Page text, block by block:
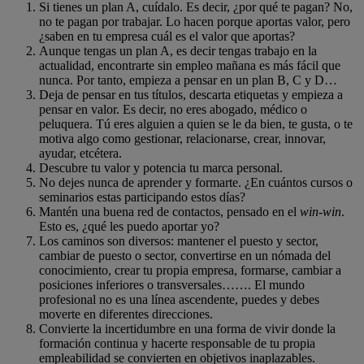
Si tienes un plan A, cuídalo. Es decir, ¿por qué te pagan? No,
no te pagan por trabajar. Lo hacen porque aportas valor, pero
¿saben en tu empresa cuál es el valor que aportas?
Aunque tengas un plan A, es decir tengas trabajo en la
actualidad, encontrarte sin empleo mañana es más fácil que
nunca. Por tanto, empieza a pensar en un plan B, C y D…
Deja de pensar en tus títulos, descarta etiquetas y empieza a
pensar en valor. Es decir, no eres abogado, médico o
peluquera. Tú eres alguien a quien se le da bien, te gusta, o te
motiva algo como gestionar, relacionarse, crear, innovar,
ayudar, etcétera.
Descubre tu valor y potencia tu marca personal.
No dejes nunca de aprender y formarte. ¿En cuántos cursos o
seminarios estas participando estos días?
Mantén una buena red de contactos, pensado en el win-win.
Esto es, ¿qué les puedo aportar yo?
Los caminos son diversos: mantener el puesto y sector,
cambiar de puesto o sector, convertirse en un nómada del
conocimiento, crear tu propia empresa, formarse, cambiar a
posiciones inferiores o transversales……. El mundo
profesional no es una línea ascendente, puedes y debes
moverte en diferentes direcciones.
Convierte la incertidumbre en una forma de vivir donde la
formación continua y hacerte responsable de tu propia
empleabilidad se convierten en objetivos inaplazables.